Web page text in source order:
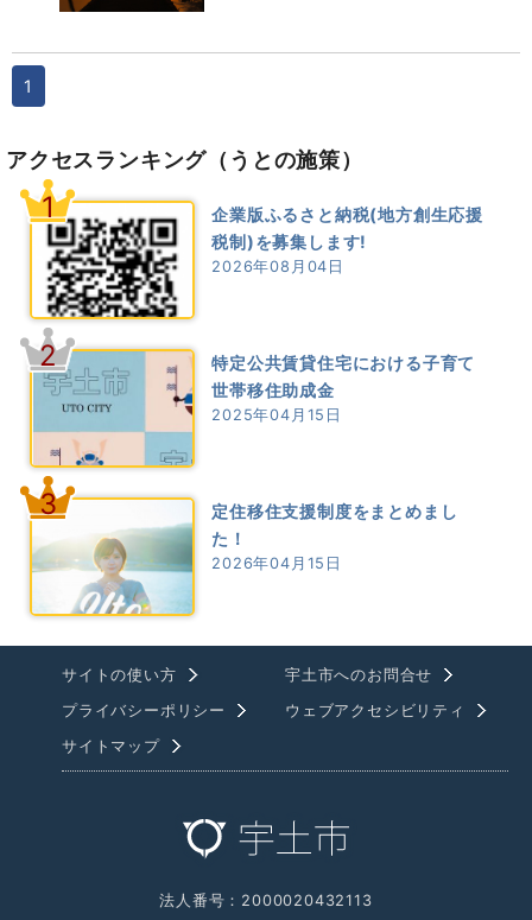
1
アクセスランキング （うとの施策）
1
企業版ふるさと納税(地方創生応援
税制)を募集します!
2026年08月04日
2
特定公共賃貸住宅における子育て
世帯移住助成金
2025年04月15日
3
定住移住支援制度をまとめまし
た！
2026年04月15日
サイトの使い方
宇土市へのお問合せ
プライバシーポリシー
ウェブアクセシビリティ
サイトマップ
法人番号：2000020432113